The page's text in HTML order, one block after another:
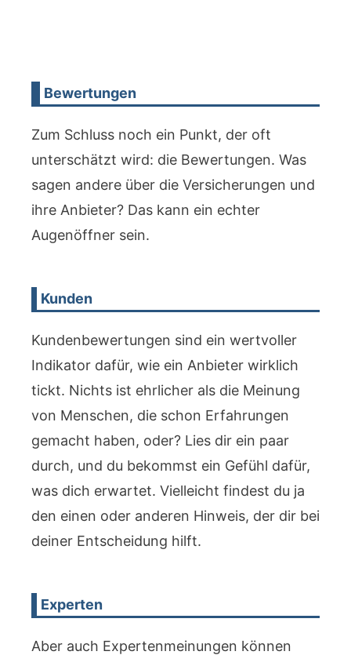
Bewertungen
Zum Schluss noch ein Punkt, der oft
unterschätzt wird: die Bewertungen. Was
sagen andere über die Versicherungen und
ihre Anbieter? Das kann ein echter
Augenöffner sein.
Kunden
Kundenbewertungen sind ein wertvoller
Indikator dafür, wie ein Anbieter wirklich
tickt. Nichts ist ehrlicher als die Meinung
von Menschen, die schon Erfahrungen
gemacht haben, oder? Lies dir ein paar
durch, und du bekommst ein Gefühl dafür,
was dich erwartet. Vielleicht findest du ja
den einen oder anderen Hinweis, der dir bei
deiner Entscheidung hilft.
Experten
Aber auch Expertenmeinungen können